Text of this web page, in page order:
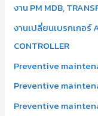
งาน PM MDB,
งานเปลี่ยนเบรกเกอร์
CONTROLLER
Preventive
Preventive
Preventive